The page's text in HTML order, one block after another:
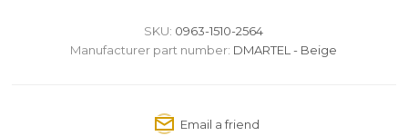
SKU: 0963-1510-2564
Manufacturer part number: DMARTEL - Beige